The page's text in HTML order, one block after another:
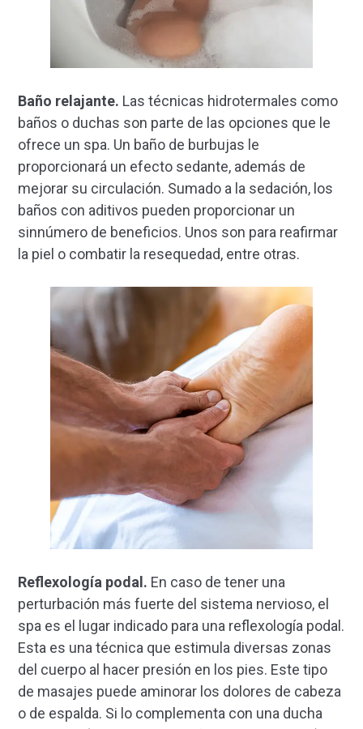
Baño relajante. Las técnicas hidrotermales como
baños o duchas son parte de las opciones que le
ofrece un spa. Un baño de burbujas le
proporcionará un efecto sedante, además de
mejorar su circulación. Sumado a la sedación, los
baños con aditivos pueden proporcionar un
sinnúmero de beneficios. Unos son para reafirmar
la piel o combatir la resequedad, entre otras.
Reflexología podal. En caso de tener una
perturbación más fuerte del sistema nervioso, el
spa es el lugar indicado para una reflexología podal.
Esta es una técnica que estimula diversas zonas
del cuerpo al hacer presión en los pies. Este tipo
de masajes puede aminorar los dolores de cabeza
o de espalda. Si lo complementa con una ducha